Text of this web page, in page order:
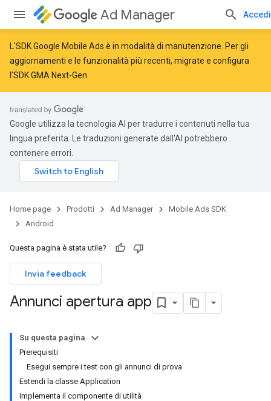
Ad Manager Accedi
L'SDK Google Mobile Ads è in modalità di manutenzione. Per gli
aggiornamenti e le funzionalità più recenti, migrate e configura
l'SDK GMA Next-Gen
Google utilizza la tecnologia AI per tradurre i contenuti nella tua
lingua preferita. Le traduzioni generate dall'AI potrebbero
contenere errori.
Home page Prodotti Ad Manager
Mobile Ads SDK
Android
Questa pagina è stata utile?
Invia feedback
Annunci apertura app
Su questa pagina
Prerequisiti
Esegui sempre i test con gli annunci di prova
Estendi la classe Application
Implementa il componente di utilità